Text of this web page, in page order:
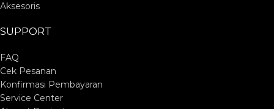
Aksesoris
SUPPORT
FAQ
Cek Pesanan
Konfirmasi Pembayaran
Service Center